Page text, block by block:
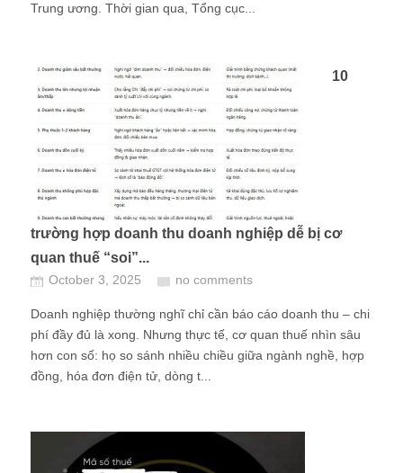
Trung ương. Thời gian qua, Tổng cục...
10
trường hợp doanh thu doanh nghiệp dễ bị cơ
quan thuế “soi”...
October 3, 2025 no comments
Doanh nghiệp thường nghĩ chỉ cần báo cáo doanh thu – chi
phí đầy đủ là xong. Nhưng thực tế, cơ quan thuế nhìn sâu
hơn con số: họ so sánh nhiều chiều giữa ngành nghề, hợp
đồng, hóa đơn điện tử, dòng t...